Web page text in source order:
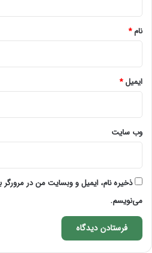
نام*
ایمیل*
وب‌ سایت
ذخیره نام، ایمیل و وبسایت من در مرورگر
می‌نویسم.